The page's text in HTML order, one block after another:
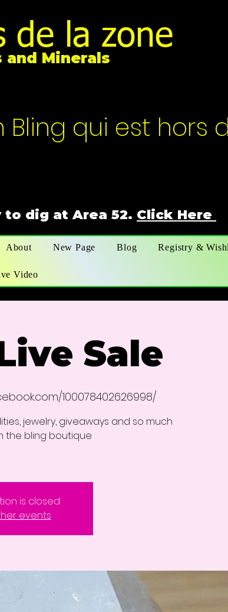
de la zone
and Minerals
qui est hors
to dig at Area 52. Click Here
About New Page Blog Registry &
Video
Sale
100078402626998/
jewelry, giveaways and so much
the bling boutique
is closed
events